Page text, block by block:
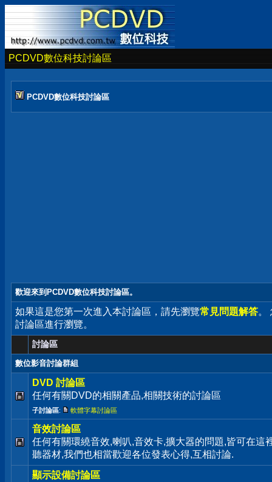
PCDVD數位科技討論區
PCDVD數位科技討論區
歡迎來到PCDVD數位科技討論區。
如果這是您第一次進入本討論區，請先瀏覽常見問題解答。
討論區進行瀏覽。
討論區
數位影音討論群組
DVD 討論區
任何有關DVD的相關產品,相關技術的討論區
子討論區: 軟體字幕討論區
音效討論區
任何有關環繞音效,喇叭,音效卡,擴大器的問題,皆可在這
聽器材,我們也相當歡迎各位發表心得,互相討論.
顯示設備討論區